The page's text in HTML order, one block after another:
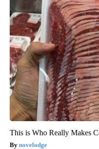
This is Who Really Makes
novelodge